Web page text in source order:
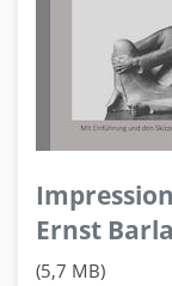
Ernst
(5,7 MB)